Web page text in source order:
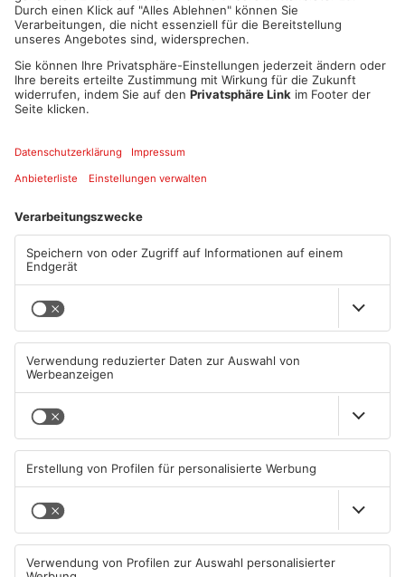
Artikel teilen
ANZEIGE
Mehr aus
Primaveraland
Diese Maislabyrinthe im
Primaveraland haben schon
geöffnet
08.08.2026, 09:45 UHR IN
PRIMAVERALAND
Ferienende: ADAC erwartet
Stau-Wochenende im
Primaveraland
PRIMAVERALAND